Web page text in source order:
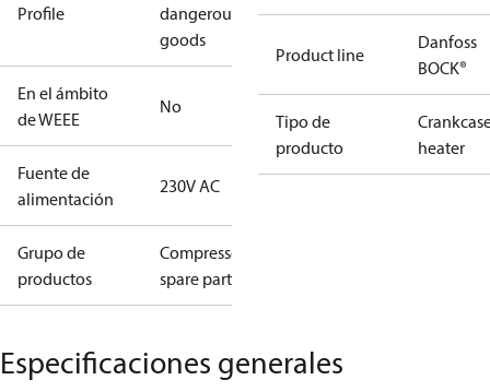
Profile
dangerous
goods
En el ámbito
de WEEE
No
Fuente de
alimentación
230V AC
Grupo de
productos
Compressors
spare parts
Product line
Danfoss
BOCK®
Tipo de
producto
heater
Especificaciones generales